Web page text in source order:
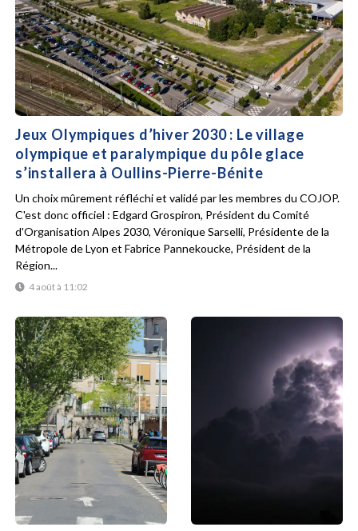
Jeux Olympiques d’hiver 2030 : Le village
olympique et paralympique du pôle glace
s’installera à Oullins-Pierre-Bénite
4 août à 11:02
Un choix mûrement réfléchi et validé par les membres du COJOP.
C'est donc officiel : Edgard Grospiron, Président du Comité
d'Organisation Alpes 2030, Véronique Sarselli, Présidente de la
Métropole de Lyon et Fabrice Pannekoucke, Président de la
Région...